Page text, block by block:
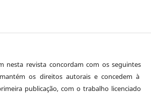
nesta revista concordam com os seguintes
os direitos autorais e concedem à
publicação, com o trabalho licenciado